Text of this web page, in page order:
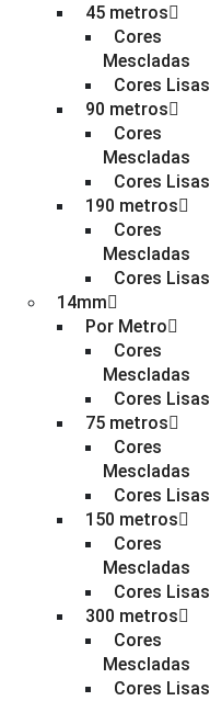
45 metros
Cores
Mescladas
Cores Lisas
90 metros
Cores
Mescladas
Cores Lisas
190 metros
Cores
Mescladas
Cores Lisas
14mm
Por Metro
Cores
Mescladas
Cores Lisas
75 metros
Cores
Mescladas
Cores Lisas
150 metros
Cores
Mescladas
Cores Lisas
300 metros
Cores
Mescladas
Cores Lisas